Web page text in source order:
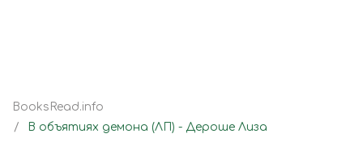
BooksRead.info
В объятиях демона (ЛП) - Дероше Лиза